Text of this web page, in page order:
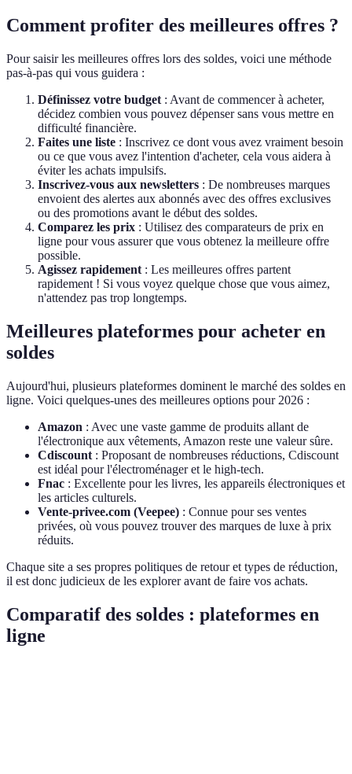
Comment profiter des meilleures offres ?
Pour saisir les meilleures offres lors des soldes, voici une méthode
pas-à-pas qui vous guidera :
Définissez votre budget : Avant de commencer à acheter,
décidez combien vous pouvez dépenser sans vous mettre en
difficulté financière.
Faites une liste : Inscrivez ce dont vous avez vraiment besoin
ou ce que vous avez l'intention d'acheter, cela vous aidera à
éviter les achats impulsifs.
Inscrivez-vous aux newsletters : De nombreuses marques
envoient des alertes aux abonnés avec des offres exclusives
ou des promotions avant le début des soldes.
Comparez les prix : Utilisez des comparateurs de prix en
ligne pour vous assurer que vous obtenez la meilleure offre
possible.
Agissez rapidement : Les meilleures offres partent
rapidement ! Si vous voyez quelque chose que vous aimez,
n'attendez pas trop longtemps.
Meilleures plateformes pour acheter en
soldes
Aujourd'hui, plusieurs plateformes dominent le marché des soldes en
ligne. Voici quelques-unes des meilleures options pour 2026 :
Amazon : Avec une vaste gamme de produits allant de
l'électronique aux vêtements, Amazon reste une valeur sûre.
Cdiscount : Proposant de nombreuses réductions, Cdiscount
est idéal pour l'électroménager et le high-tech.
Fnac : Excellente pour les livres, les appareils électroniques et
les articles culturels.
Vente-privee.com (Veepee) : Connue pour ses ventes
privées, où vous pouvez trouver des marques de luxe à prix
réduits.
Chaque site a ses propres politiques de retour et types de réduction,
il est donc judicieux de les explorer avant de faire vos achats.
Comparatif des soldes : plateformes en
ligne